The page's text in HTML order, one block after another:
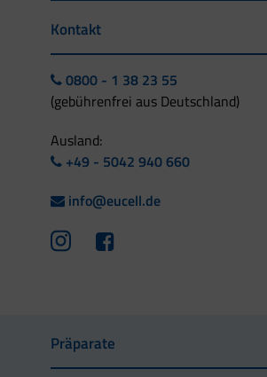
Kontakt
0800 - 1 38 23 55
(gebührenfrei aus Deutschland)
Ausland:
+49 - 5042 940 660
info@eucell.de
Präparate